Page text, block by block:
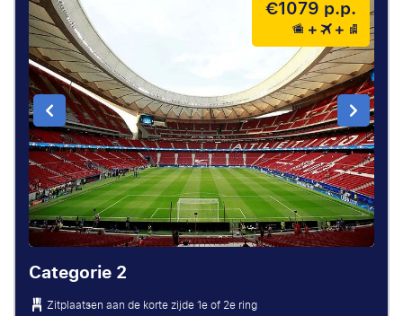
€1079 p.p.
Categorie 2
Zitplaatsen aan de korte zijde 1e of 2e ring